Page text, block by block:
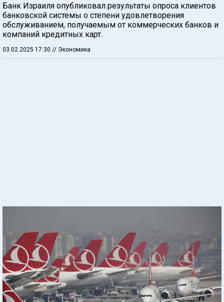
Банк Израиля опубликовал результаты опроса клиентов
банковской системы о степени удовлетворения
обслуживанием, получаемым от коммерческих банков и
компаний кредитных карт.
03.02.2025 17:30 // Экономика